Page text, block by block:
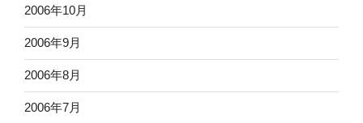
2006年10月
2006年9月
2006年8月
2006年7月